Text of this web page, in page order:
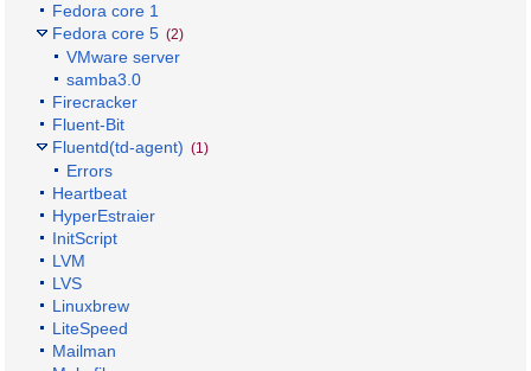
Fedora core 1
Fedora core 5 (2)
VMware server
samba3.0
Firecracker
Fluent-Bit
Fluentd(td-agent) (1)
Errors
Heartbeat
HyperEstraier
InitScript
LVM
LVS
Linuxbrew
LiteSpeed
Mailman